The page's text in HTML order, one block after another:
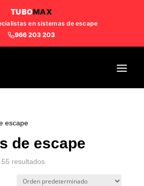
TUBOMAX
en sistemas de escape
966 203 203
escape
de escape
resultados